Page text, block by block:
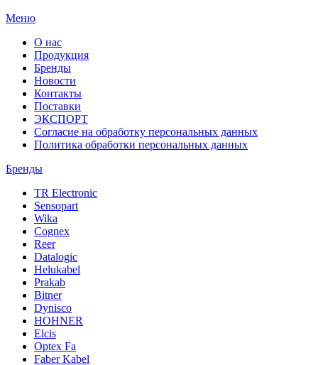
Меню
О нас
Продукция
Бренды
Новости
Контакты
Поставки
ЭКСПОРТ
Согласие на обработку персональных данных
Политика обработки персональных данных
Бренды
TR Electronic
Sensopart
Wika
Cognex
Reer
Datalogic
Helukabel
Prakab
Bitner
Dynisco
HOHNER
Elcis
Optex Fa
Faber Kabel